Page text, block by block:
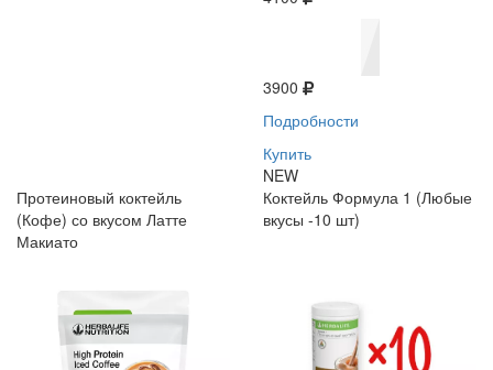
3900
Подробности
Купить
NEW
Протеиновый коктейль
(Кофе) со вкусом Латте
Макиато
Коктейль Формула 1 (Любые
вкусы -10 шт)